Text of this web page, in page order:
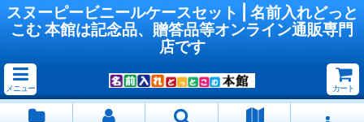
スヌーピービニールケースセット | 名前入れどっと
こむ 本館は記念品、贈答品等オンライン通販専門
店です
メニュー カート